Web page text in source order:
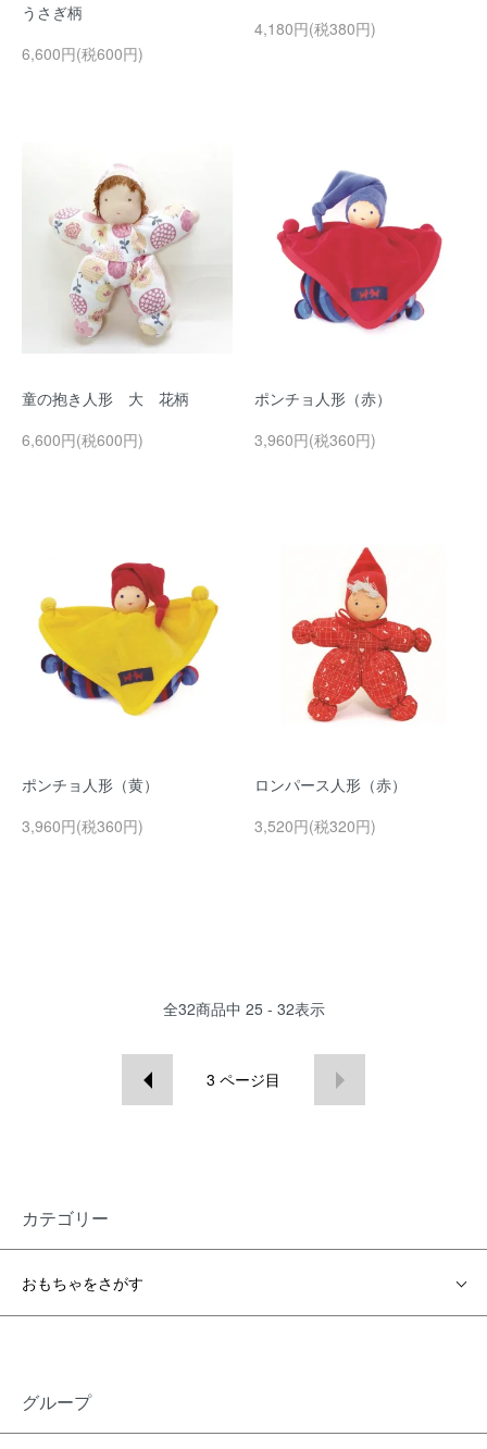
うさぎ柄
6,600円(税600円)
4,180円(税380円)
童の抱き人形 大 花柄
6,600円(税600円)
ポンチョ人形（赤）
3,960円(税360円)
ポンチョ人形（黄）
3,960円(税360円)
ロンパース人形（赤）
3,520円(税320円)
全32商品中 25 - 32表示
3 ページ目
カテゴリー
おもちゃをさがす
グループ